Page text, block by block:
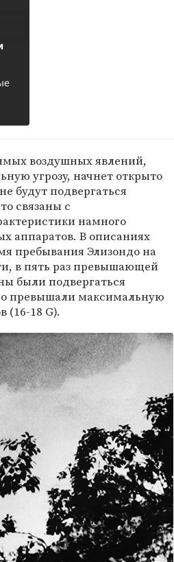
воздушных явлений,
угрозу, начнет открыто
будут подвергаться
связаны с
намного
аппаратов. В описаниях
пребывания Элизондо на
в пять раз превышающей
были подвергаться
превышали максимальную
(16-18 G).